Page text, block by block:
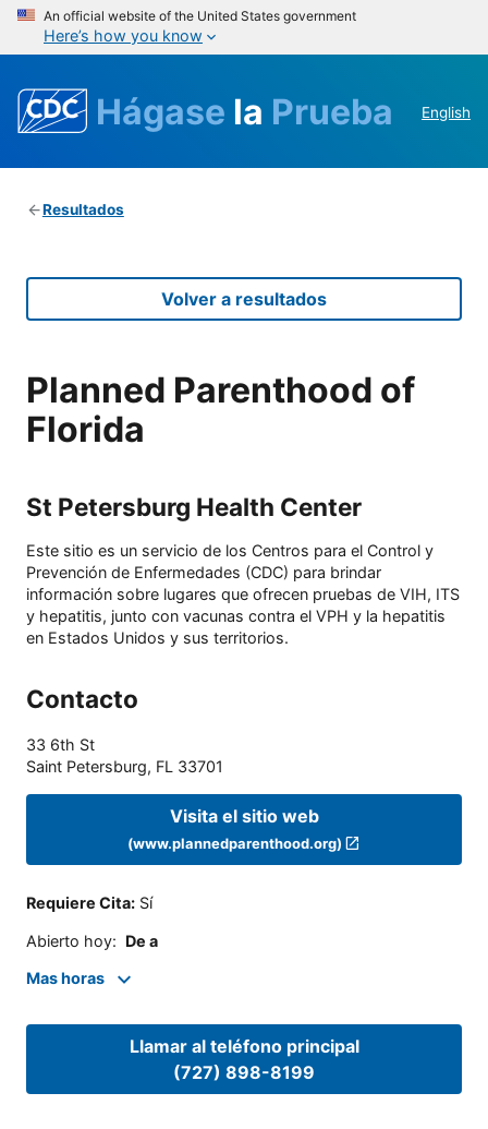
An official website of the United States government
Here’s how you know
Hágase la Prueba English
Resultados
Volver a resultados
Planned Parenthood of
Florida
St Petersburg Health Center
Este sitio es un servicio de los Centros para el Control y
Prevención de Enfermedades (CDC) para brindar
información sobre lugares que ofrecen pruebas de VIH, ITS
y hepatitis, junto con vacunas contra el VPH y la hepatitis
en Estados Unidos y sus territorios.
Contacto
33 6th St
Saint Petersburg, FL 33701
Visita el sitio web
(www.plannedparenthood.org)
Requiere Cita: Sí
Abierto hoy: De a
Mas horas
Llamar al teléfono principal
(727) 898-8199